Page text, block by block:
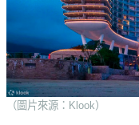
（圖片來源：Klook）